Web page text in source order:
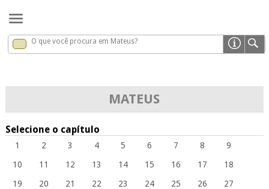
Mateus x
O que você procura em Mateus?
MATEUS
Selecione o capítulo
1 2 3 4 5 6 7 8
9
10
11 12 13 14 15 16 17
18
19
20 21 22 23 24 25 26
27